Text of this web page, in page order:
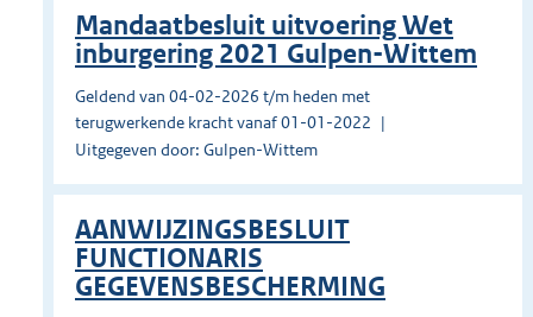
Mandaatbesluit uitvoering Wet
inburgering 2021 Gulpen-Wittem
Geldend van 04-02-2026 t/m heden met
terugwerkende kracht vanaf 01-01-2022
Uitgegeven door: Gulpen-Wittem
AANWIJZINGSBESLUIT
FUNCTIONARIS
GEGEVENSBESCHERMING